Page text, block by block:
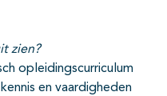
zien?
opleidingscurriculum
en vaardigheden